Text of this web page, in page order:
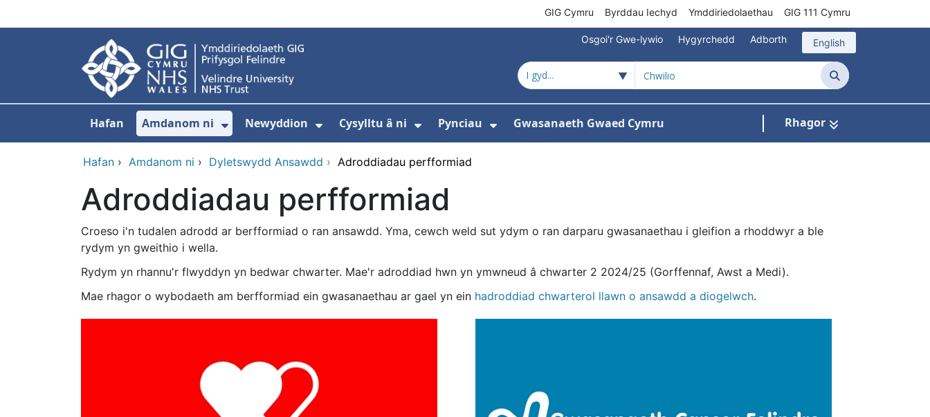
GIG Cymru Byrddau Iechyd Ymddiriedolaethau GIG 111 Cymru
Osgoi'r Gwe-lywio Hygyrchedd Adborth English
Chwilio
Hafan Amdanom ni
Dangos isddewislen ar gyfer Amdanom ni
Newyddion Cysylltu â ni Pynciau Gwasanaeth Gwaed Cymru Rhagor
Hafan › Amdanom ni › Dyletswydd Ansawdd › Adroddiadau perfformiad
Adroddiadau perfformiad
Croeso i'n tudalen adrodd ar berfformiad o ran ansawdd. Yma, cewch weld sut ydym o ran darparu gwasanaethau i gleifion a rhoddwyr a ble
rydym yn gweithio i wella.
Rydym yn rhannu'r flwyddyn yn bedwar chwarter. Mae'r adroddiad hwn yn ymwneud â chwarter 2 2024/25 (Gorffennaf, Awst a Medi).
Mae rhagor o wybodaeth am berfformiad ein gwasanaethau ar gael yn ein hadroddiad chwarterol llawn o ansawdd a diogelwch.